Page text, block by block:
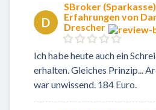
D
SBroker (Sparkasse)
Erfahrungen von
Drescher
Ich habe heute auch ein
erhalten. Gleiches Prinzip...
war unwissend. 184 Euro.